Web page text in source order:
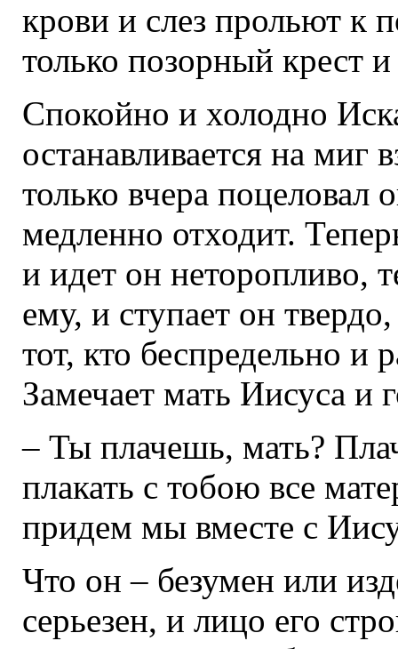
крови и слез прольют к
только позорный крест
Спокойно и холодно
останавливается на
только вчера
медленно отходит.
и идет он неторопливо,
ему, и ступает он
тот, кто беспредельно и
Замечает мать Иисуса и
– Ты плачешь, мать?
плакать с тобою все
придем мы вместе с
Что он – безумен или
серьезен, и лицо его